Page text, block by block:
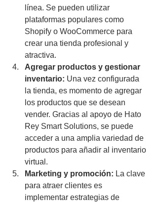
línea. Se pueden utilizar
plataformas populares como
Shopify o WooCommerce para
crear una tienda profesional y
atractiva.
Agregar productos y gestionar
inventario: Una vez configurada
la tienda, es momento de agregar
los productos que se desean
vender. Gracias al apoyo de Hato
Rey Smart Solutions, se puede
acceder a una amplia variedad de
productos para añadir al inventario
virtual.
Marketing y promoción: La clave
para atraer clientes es
implementar estrategias de